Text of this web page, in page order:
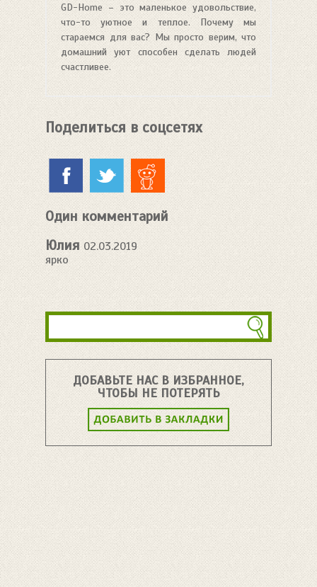
GD-Home – это маленькое удовольствие,
что-то уютное и теплое. Почему мы
стараемся для вас? Мы просто верим, что
домашний уют способен сделать людей
счастливее.
Поделиться в соцсетях
Один комментарий
Юлия 02.03.2019
ярко
ДОБАВЬТЕ НАС В ИЗБРАННОЕ,
ЧТОБЫ НЕ ПОТЕРЯТЬ